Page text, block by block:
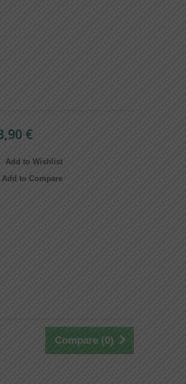
€
Add to Wishlist
Add to Compare
Compare (0)